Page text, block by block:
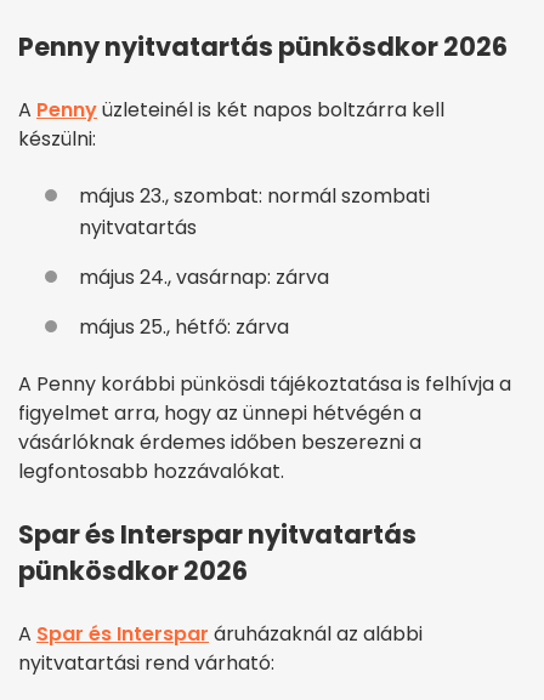
Penny nyitvatartás pünkösdkor 2026
A Pennyüzleteinél is két napos boltzárra kell
készülni:
május 23., szombat: normál szombati
nyitvatartás
május 24., vasárnap: zárva
május 25., hétfő: zárva
A Penny korábbi pünkösdi tájékoztatása is felhívja a
figyelmet arra, hogy az ünnepi hétvégén a
vásárlóknak érdemes időben beszerezni a
legfontosabb hozzávalókat.
Spar és Interspar nyitvatartás
pünkösdkor 2026
A Spar és Interspar áruházaknál az alábbi
nyitvatartási rend várható: